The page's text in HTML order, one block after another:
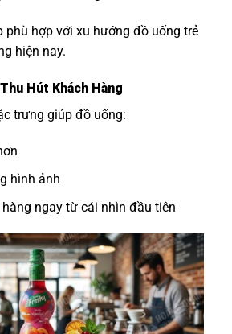
phù hợp với xu hướng đồ uống trẻ
hiện nay.
Hút Khách Hàng
trưng giúp đồ uống:
hình ảnh
ngay từ cái nhìn đầu tiên